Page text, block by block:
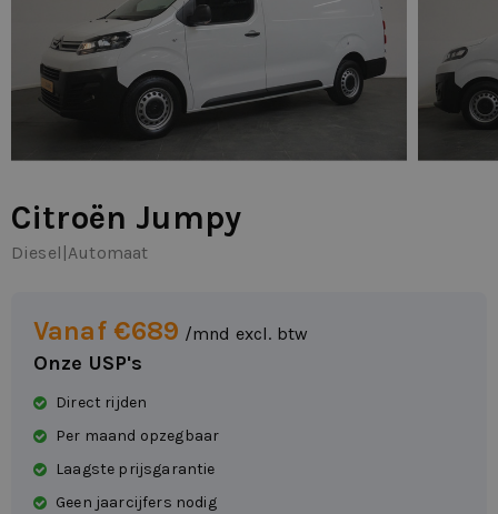
Citroën Jumpy
Diesel |Automaat
Vanaf €689 /mnd excl. btw
Onze USP's
Direct rijden
Per maand opzegbaar
Laagste prijsgarantie
Geen jaarcijfers nodig